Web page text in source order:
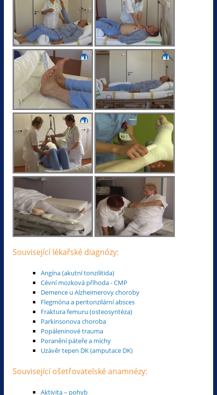
Související lékařské diagnózy:
Angína (akutní tonzilitida)
Cévní mozková příhoda - CMP
Demence u Alzheimerovy choroby
Flegmóna a peritonzilární absces
Fraktura femuru (osteosyntéza)
Parkinsonova choroba
Popáleninové trauma
Poranění páteře a míchy
Uzávěr tepen DK (amputace DK)
Související ošetřovatelské anamnézy:
Aktivita – pohyb